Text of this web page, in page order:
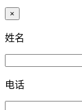
×
姓名
电话